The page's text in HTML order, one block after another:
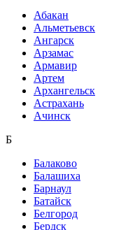
Абакан
Альметьевск
Ангарск
Арзамас
Армавир
Артем
Архангельск
Астрахань
Ачинск
Б
Балаково
Балашиха
Барнаул
Батайск
Белгород
Бердск